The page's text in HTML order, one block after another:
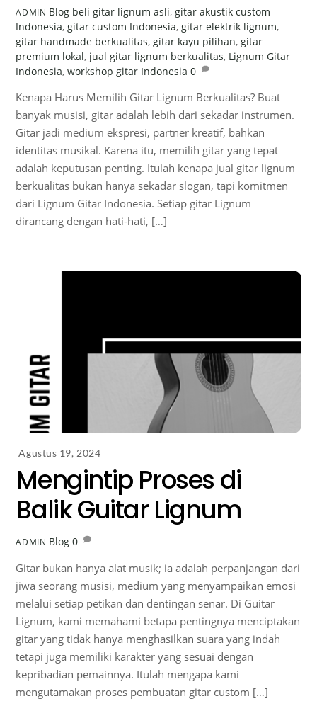
ADMIN Blog beli gitar lignum asli,gitar akustik custom
Indonesia,gitar custom Indonesia,gitar elektrik lignum,
gitar handmade berkualitas,gitar kayu pilihan,gitar
premium lokal, jual gitar lignum berkualitas, Lignum Gitar
Indonesia,workshop gitar Indonesia 0
Kenapa Harus Memilih Gitar Lignum Berkualitas? Buat
banyak musisi, gitar adalah lebih dari sekadar instrumen.
Gitar jadi medium ekspresi, partner kreatif, bahkan
identitas musikal. Karena itu, memilih gitar yang tepat
adalah keputusan penting. Itulah kenapa jual gitar lignum
berkualitas bukan hanya sekadar slogan, tapi komitmen
dari Lignum Gitar Indonesia. Setiap gitar Lignum
dirancang dengan hati-hati, […]
Agustus 19, 2024
Mengintip Proses di
Balik Guitar Lignum
ADMIN Blog 0
Gitar bukan hanya alat musik; ia adalah perpanjangan dari
jiwa seorang musisi, medium yang menyampaikan emosi
melalui setiap petikan dan dentingan senar. Di Guitar
Lignum, kami memahami betapa pentingnya menciptakan
gitar yang tidak hanya menghasilkan suara yang indah
tetapi juga memiliki karakter yang sesuai dengan
kepribadian pemainnya. Itulah mengapa kami
mengutamakan proses pembuatan gitar custom […]